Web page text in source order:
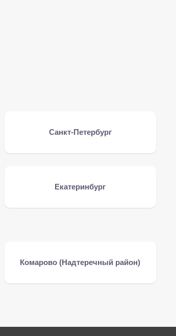
Санкт-Петербург
Екатеринбург
Комарово (Надтеречный район)